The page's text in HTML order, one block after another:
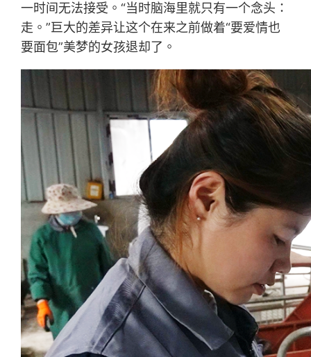
一时间无法接受。“当时脑海里就只有一个念头：
走。”巨大的差异让这个在来之前做着“要爱情也
要面包”美梦的女孩退却了。